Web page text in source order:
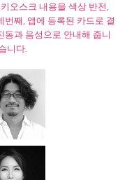
오스크 내용을 색상 반전,
번째, 앱에 등록된 카드로 결
동과 음성으로 안내해 줍니
니다.